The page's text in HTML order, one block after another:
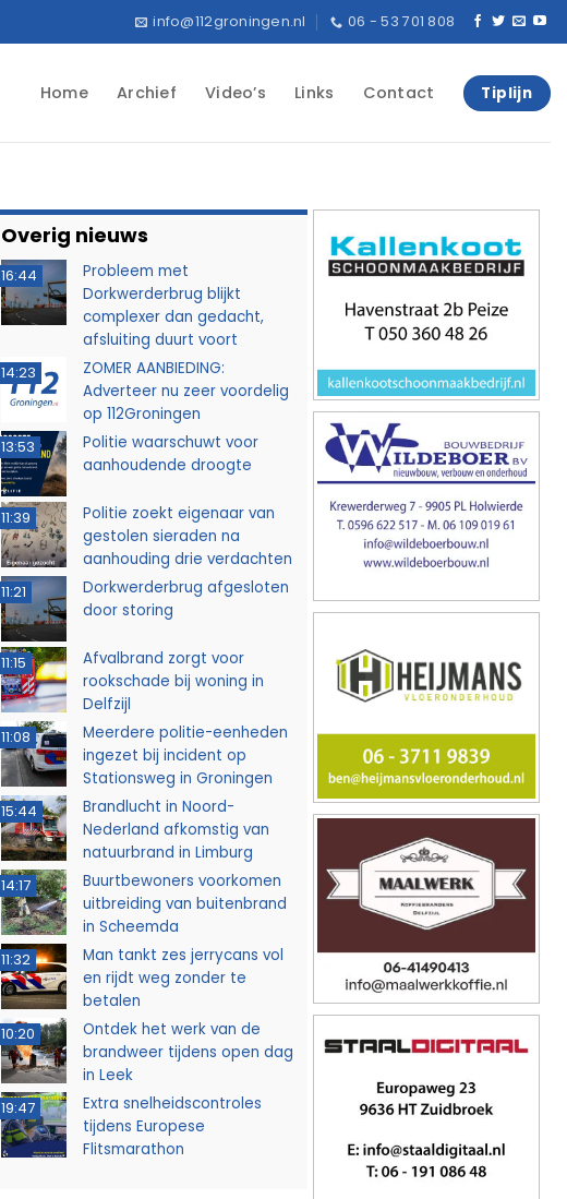
info@112groningen.nl 06 - 53 701 808
Home Archief Video’s Links Contact Tiplijn
Overig nieuws
16:44
Probleem met
Dorkwerderbrug blijkt
complexer dan gedacht,
afsluiting duurt voort
14:23
ZOMER AANBIEDING:
Adverteer nu zeer voordelig
op 112Groningen
13:53
Politie waarschuwt voor
aanhoudende droogte
11:39
Politie zoekt eigenaar van
gestolen sieraden na
aanhouding drie verdachten
11:21
Dorkwerderbrug afgesloten
door storing
11:15
Afvalbrand zorgt voor
rookschade bij woning in
Delfzijl
11:08
Meerdere politie-eenheden
ingezet bij incident op
Stationsweg in Groningen
15:44
Brandlucht in Noord-
Nederland afkomstig van
natuurbrand in Limburg
14:17
Buurtbewoners voorkomen
uitbreiding van buitenbrand
in Scheemda
11:32
Man tankt zes jerrycans vol
en rijdt weg zonder te
betalen
10:20
Ontdek het werk van de
brandweer tijdens open dag
in Leek
19:47
Extra snelheidscontroles
tijdens Europese
Flitsmarathon